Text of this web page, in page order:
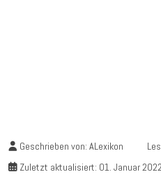
Geschrieben von: ALexikon
Zuletzt aktualisiert: 01. Januar 2022